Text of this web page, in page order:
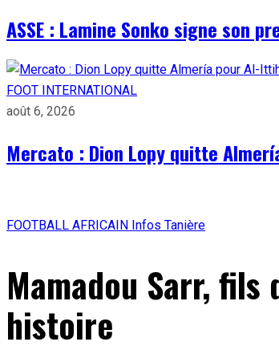
ASSE : Lamine Sonko signe son
FOOT INTERNATIONAL
août 6, 2026
Mercato : Dion Lopy quitte
FOOTBALL AFRICAIN Infos Tanière
Mamadou Sarr,
histoire